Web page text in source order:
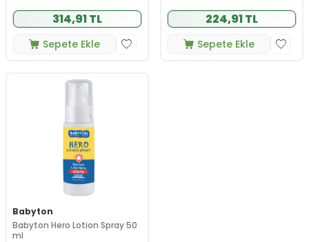
314,91 TL
Sepete Ekle
224,91 TL
Sepete Ekle
Babyton
Babyton Hero Lotion Spray 50
ml